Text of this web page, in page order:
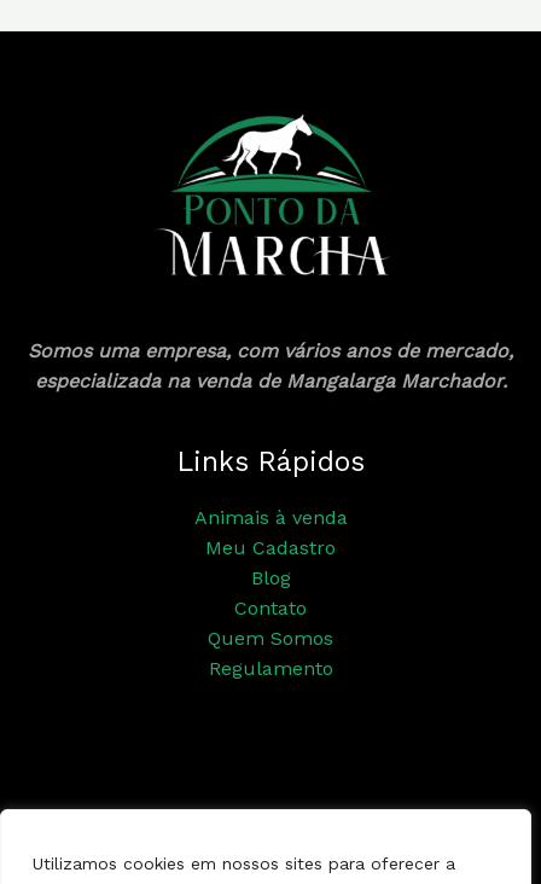
Utilizamos cookies em nossos sites para oferecer a
Somos uma empresa, com vários anos de mercado,
especializada na venda de Mangalarga Marchador.
Links Rápidos
Animais à venda
Meu Cadastro
Blog
Contato
Quem Somos
Regulamento